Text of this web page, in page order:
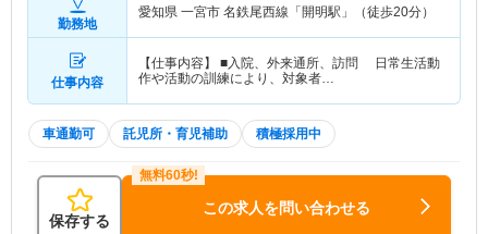
勤務地
愛知県 一宮市 名鉄尾西線「開明駅」（徒歩20分）
仕事内容
【仕事内容】 ■入院、外来通所、訪問 日常生活動
作や活動の訓練により、対象者…
車通勤可 託児所・育児補助 積極採用中
保存する
この求人を問い合わせる